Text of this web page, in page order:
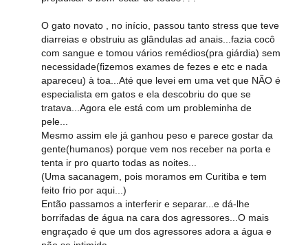
O gato novato , no início, passou tanto stress que teve
diarreias e obstruiu as glândulas ad anais...fazia cocô
com sangue e tomou vários remédios(pra giárdia) sem
necessidade(fizemos exames de fezes e etc e nada
apareceu) à toa...Até que levei em uma vet que NÃO é
especialista em gatos e ela descobriu do que se
tratava...Agora ele está com um probleminha de
pele...
Mesmo assim ele já ganhou peso e parece gostar da
gente(humanos) porque vem nos receber na porta e
tenta ir pro quarto todas as noites...
(Uma sacanagem, pois moramos em Curitiba e tem
feito frio por aqui...)
Então passamos a interferir e separar...e dá-lhe
borrifadas de água na cara dos agressores...O mais
engraçado é que um dos agressores adora a água e